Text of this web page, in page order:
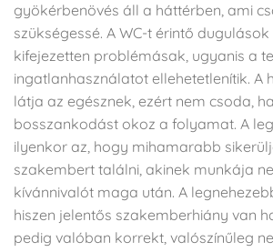
gyökérbenövés áll a háttérben, ami
szükségessé. A WC-t érintő
kifejezetten problémásak, ugyanis a
ingatlanhasználatot ellehetetlenítik. A
látja az egésznek, ezért nem csoda,
bosszankodást okoz a folyamat. A
ilyenkor az, hogy mihamarabb
szakembert találni, akinek munkája
kívánnivalót maga után. A
hiszen jelentős szakemberhiány van
pedig valóban korrekt, valószínűleg